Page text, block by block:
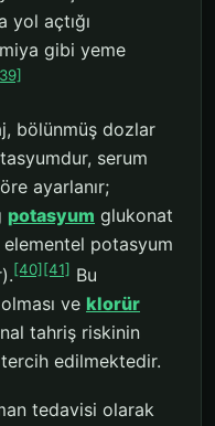
yol açtığı
gibi yeme
bölünmüş dozlar
serum
ayarlanır;
potasyum glukonat
potasyum
[40] [41] Bu
ve klorür
tahriş riskinin
edilmektedir.
tedavisi olarak